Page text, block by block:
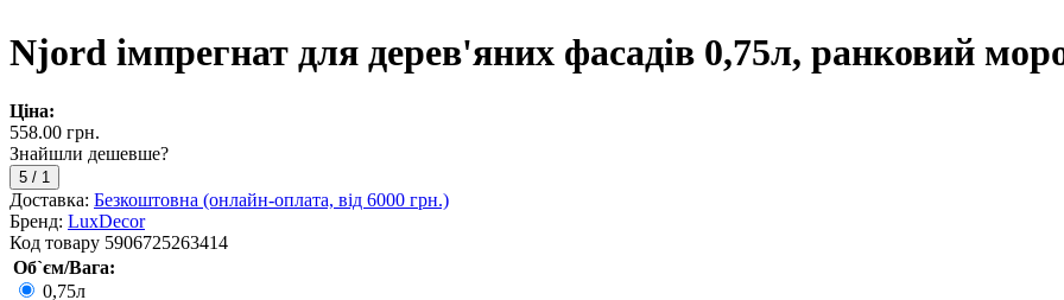
Njord імпрегнат для дерев'яних фасадів 0,75л, ранковий
Ціна:
558.00 грн.
Знайшли дешевше?
5 / 1
Доставка: Безкоштовна (онлайн-оплата, від 6000 грн.)
Бренд: LuxDecor
Код товару 5906725263414
Об`єм/Вага:
0,75л